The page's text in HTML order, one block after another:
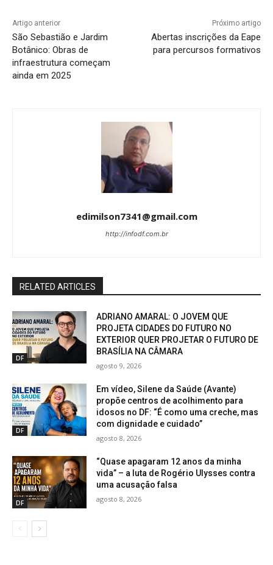
Artigo anterior
São Sebastião e Jardim
Botânico: Obras de
infraestrutura começam
ainda em 2025
Próximo artigo
Abertas inscrições da Eape
para percursos formativos
edimilson7341@gmail.com
http://infodf.com.br
RELATED ARTICLES
DF
ADRIANO AMARAL: O JOVEM QUE
PROJETA CIDADES DO FUTURO NO
EXTERIOR QUER PROJETAR O FUTURO DE
BRASÍLIA NA CÂMARA
agosto 9, 2026
DF
Em vídeo, Silene da Saúde (Avante)
propõe centros de acolhimento para
idosos no DF: “É como uma creche, mas
com dignidade e cuidado”
agosto 8, 2026
DF
“Quase apagaram 12 anos da minha
vida” – a luta de Rogério Ulysses contra
uma acusação falsa
agosto 8, 2026